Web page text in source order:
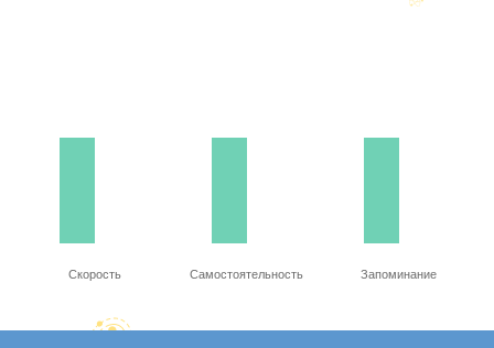
Скорость Самостоятельность Запоминание